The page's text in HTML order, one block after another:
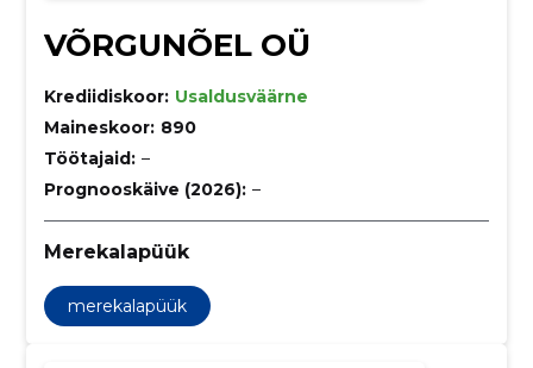
VÕRGUNÕEL OÜ
Krediidiskoor: Usaldusväärne
Maineskoor: 890
Töötajaid: –
Prognooskäive (2026): –
Merekalapüük
merekalapüük